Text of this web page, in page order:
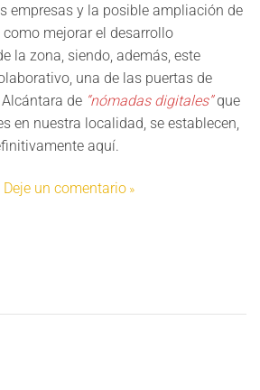
empresas y la posible ampliación de
mejorar el desarrollo
la zona, siendo, además, este
una de las puertas de
de “nómadas digitales”que
en nuestra localidad, se establecen,
aquí.
Deje un comentario